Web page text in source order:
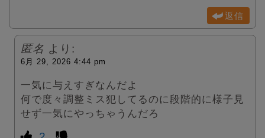
返信
匿名 より:
6月 29, 2026 4:44 pm
一気に与えすぎなんだよ
何で度々調整ミス犯してるのに段階的に様子見
せず一気にやっちゃうんだろ